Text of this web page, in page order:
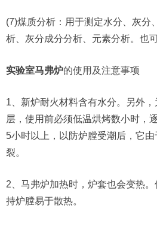
(7)煤质分析：用于测定水分、灰分
析、灰分成分分析、元素分析。也
实验室马弗炉的使用及注意事项
1、新炉耐火材料含有水分。另外
层，使用前必须低温烘烤数小时，
5小时以上，以防炉膛受潮后，它
裂。
2、马弗炉加热时，炉套也会变热
持炉膛易于散热。